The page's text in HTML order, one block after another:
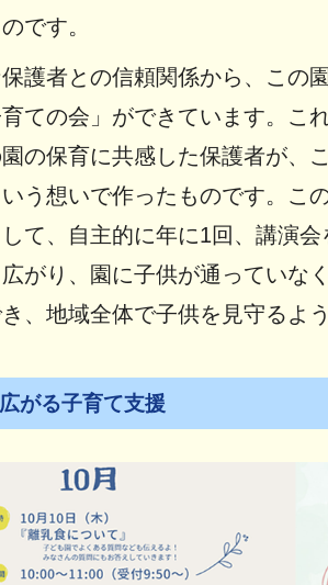
です。
護者との信頼関係から、この
育ての会」ができています。こ
の保育に共感した保護者が、
う想いで作ったものです。こ
て、自主的に年に1回、講演
がり、園に子供が通っていな
、地域全体で子供を見守るよ
がる子育て支援